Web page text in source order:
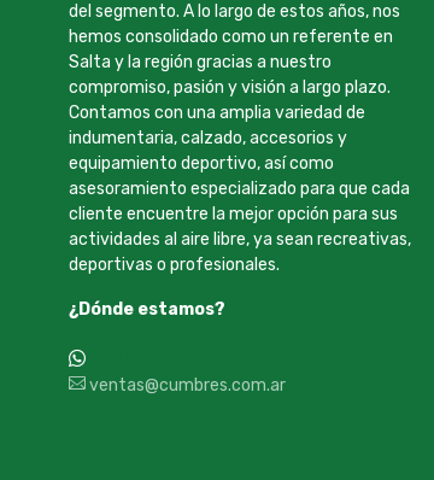
del segmento. A lo largo de estos años, nos
hemos consolidado como un referente en
Salta y la región gracias a nuestro
compromiso, pasión y visión a largo plazo.
Contamos con una amplia variedad de
indumentaria, calzado, accesorios y
equipamiento deportivo, así como
asesoramiento especializado para que cada
cliente encuentre la mejor opción para sus
actividades al aire libre, ya sean recreativas,
deportivas o profesionales.
¿Dónde estamos?
ventas@cumbres.com.ar